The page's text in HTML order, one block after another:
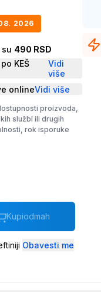
2026
490 RSD
KEŠ
Vidi
više
onlineVidi više
proizvoda,
službi ili drugih
rok isporuke
Kupiodmah
Obavesti me